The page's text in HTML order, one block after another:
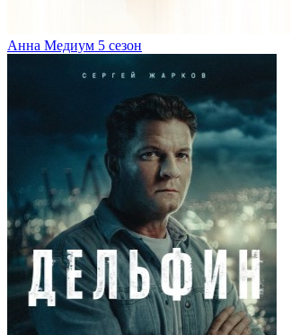
Анна Медиум 5 сезон